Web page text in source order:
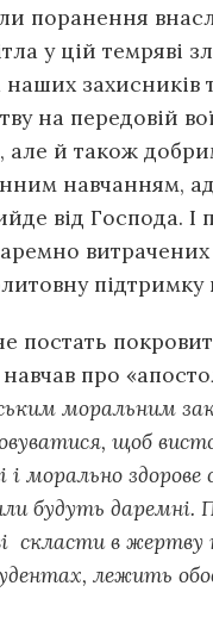
поранення
у цій темряві
захисників
на передовій
й також
навчанням,
від Господа. І
підтримку
про
моральним
щоб
здорове
даремні.
скласти в жертву
лежить